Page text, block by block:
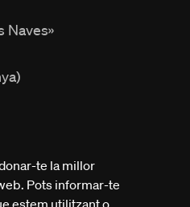
Naves»
te la millor
Pots informar-te